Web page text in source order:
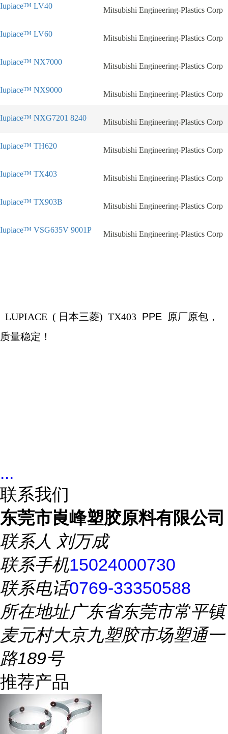
Iupiace™ LV40 Mitsubishi Engineering-Plastics Corp
Iupiace™ LV60 Mitsubishi Engineering-Plastics Corp
Iupiace™ NX7000 Mitsubishi Engineering-Plastics Corp
Iupiace™ NX9000 Mitsubishi Engineering-Plastics Corp
Iupiace™ NXG7201 8240 Mitsubishi Engineering-Plastics Corp
Iupiace™ TH620 Mitsubishi Engineering-Plastics Corp
Iupiace™ TX403 Mitsubishi Engineering-Plastics Corp
Iupiace™ TX903B Mitsubishi Engineering-Plastics Corp
Iupiace™ VSG635V 9001P Mitsubishi Engineering-Plastics Corp
LUPIACE ( 日本三菱) TX403 PPE 原厂原包，
质量稳定！
...
联系我们
东莞市崀峰塑胶原料有限公司
联系人 刘万成
联系手机15024000730
联系电话0769-33350588
所在地址广东省东莞市常平镇
麦元村大京九塑胶市场塑通一
路189号
推荐产品